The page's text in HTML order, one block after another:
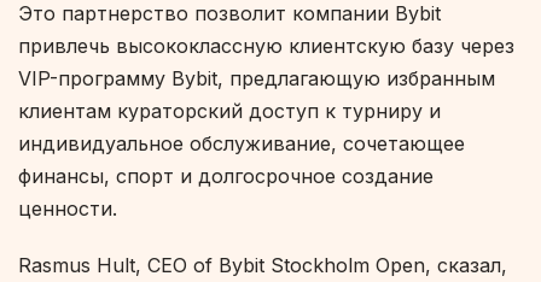
Это партнерство позволит компании Bybit
привлечь высококлассную клиентскую базу через
VIP-программу Bybit, предлагающую избранным
клиентам кураторский доступ к турниру и
индивидуальное обслуживание, сочетающее
финансы, спорт и долгосрочное создание
ценности.
Rasmus Hult, CEO of Bybit Stockholm Open, сказал,